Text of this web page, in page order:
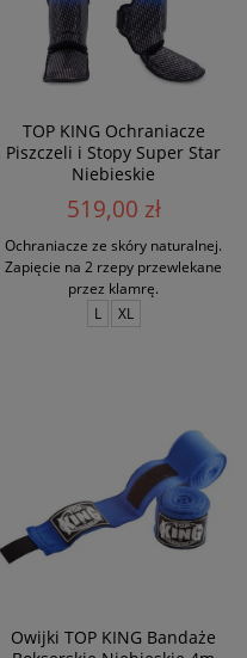
TOP KING Ochraniacze
Piszczeli i Stopy Super Star
Niebieskie
519,00 zł
Ochraniacze ze skóry naturalnej.
Zapięcie na 2 rzepy przewlekane
przez klamrę.
L
XL
Owijki TOP KING Bandaże